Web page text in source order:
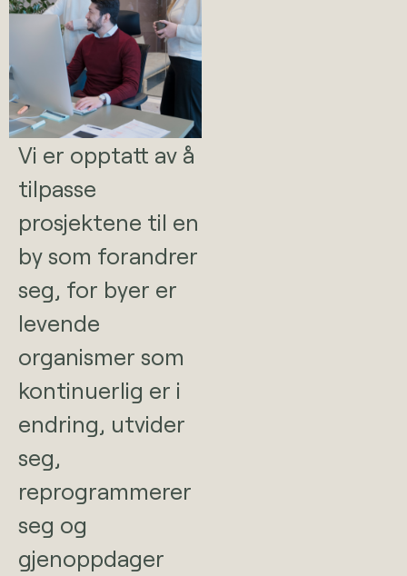
Vi er opptatt av å
tilpasse
prosjektene til en
by som forandrer
seg, for byer er
levende
organismer som
kontinuerlig er i
endring, utvider
seg,
reprogrammerer
seg og
gjenoppdager